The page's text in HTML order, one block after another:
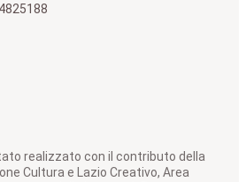
realizzato con il contributo della
Cultura e Lazio Creativo, Area